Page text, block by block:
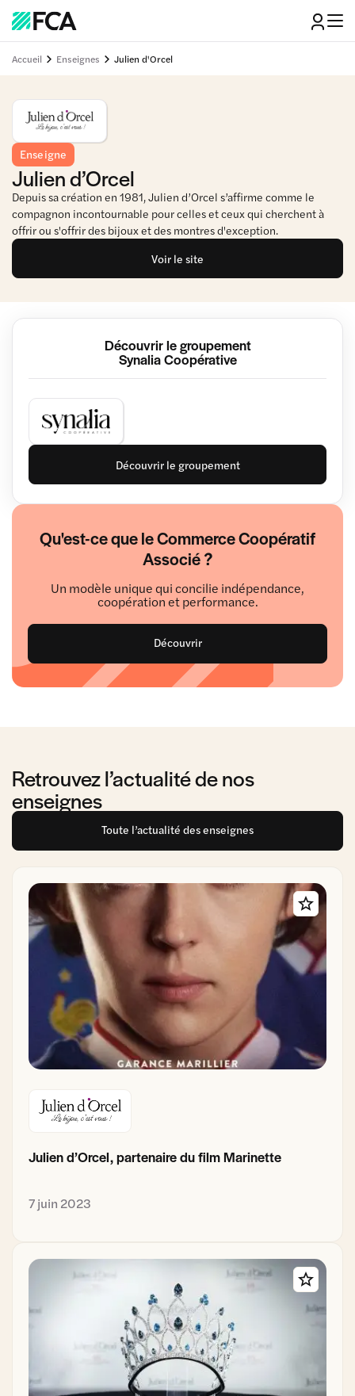
Accueil Enseignes Julien d'Orcel
Enseigne
Julien d’Orcel
Depuis sa création en 1981, Julien d’Orcel s’affirme comme le
compagnon incontournable pour celles et ceux qui cherchent à
offrir ou s'offrir des bijoux et des montres d'exception.
Voir le site
Découvrir le groupement
Synalia Coopérative
Découvrir le groupement
Qu'est-ce que le Commerce Coopératif
Associé ?
Un modèle unique qui concilie indépendance,
coopération et performance.
Découvrir
Retrouvez l’actualité de nos
enseignes
Toute l’actualité des enseignes
Julien d’Orcel, partenaire du film Marinette
7 juin 2023